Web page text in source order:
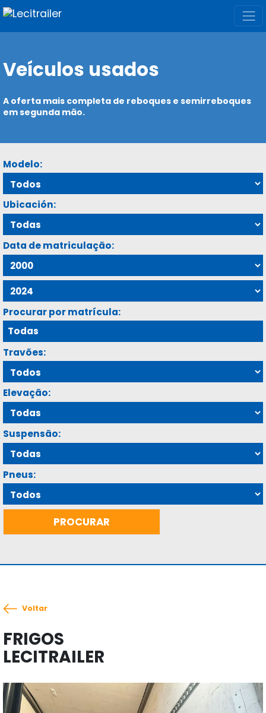
Veículos usados
A oferta mais completa de reboques e semirreboques
em segunda mão.
Modelo:
Ubicación:
Data de matriculação:
Procurar por matrícula:
Travões:
Elevação:
Suspensão:
Pneus:
Voltar
FRIGOS
LECITRAILER